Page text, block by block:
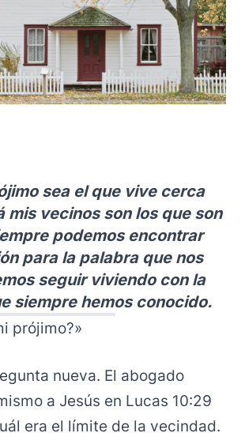
sea el que vive cerca
mis vecinos son los que son
podemos encontrar
para la palabra que nos
seguir viviendo con la
siempre hemos conocido.
prójimo?»
nueva. El abogado
a Jesús en Lucas 10:29
era el límite de la vecindad.